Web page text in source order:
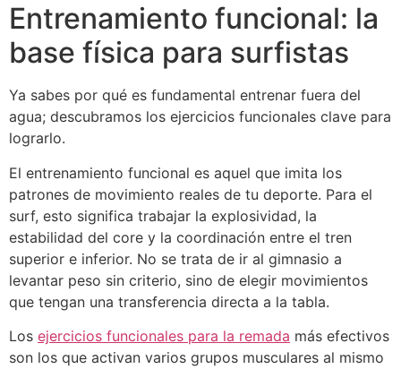
Entrenamiento funcional: la
base física para surfistas
Ya sabes por qué es fundamental entrenar fuera del
agua; descubramos los ejercicios funcionales clave para
lograrlo.
El entrenamiento funcional es aquel que imita los
patrones de movimiento reales de tu deporte. Para el
surf, esto significa trabajar la explosividad, la
estabilidad del core y la coordinación entre el tren
superior e inferior. No se trata de ir al gimnasio a
levantar peso sin criterio, sino de elegir movimientos
que tengan una transferencia directa a la tabla.
Los ejercicios funcionales para la remada más efectivos
son los que activan varios grupos musculares al mismo